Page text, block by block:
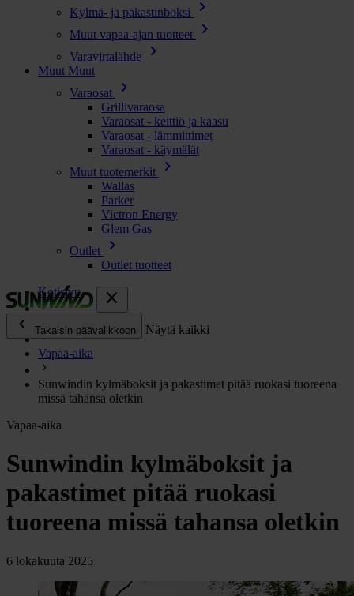
Kylmä- ja pakastinboksi chevron_right
Muut vapaa-ajan tuotteet chevron_right
Varavirtalähde chevron_right
Muut Muut
Varaosat
chevron_right
Grillivaraosa
Varaosat - keittiö ja kaasu
Varaosat - lämmittimet
Varaosat - käymälät
Muut tuotemerkit
chevron_right
Wallas
Parker
Victron Energy
Glem Gas
Outlet
chevron_right
Outlet tuotteet
close
chevron_left
Takaisin päävalikkoon Näytä kaikki
Energia chevron_right
Keittiö ja kaasu chevron_right
Lämpö
Käymälä chevron_right
Piha ja Puutarha chevron_right
Vapaa-aika ja Retkeily chevron_right
Kotisivu
Vapaa-aika
Sunwindin kylmäboksit ja pakastimet pitää ruokasi tuoreena
missä tahansa oletkin
Vapaa-aika
Sunwindin kylmäboksit ja
pakastimet pitää ruokasi
tuoreena missä tahansa oletkin
6 lokakuuta 2025